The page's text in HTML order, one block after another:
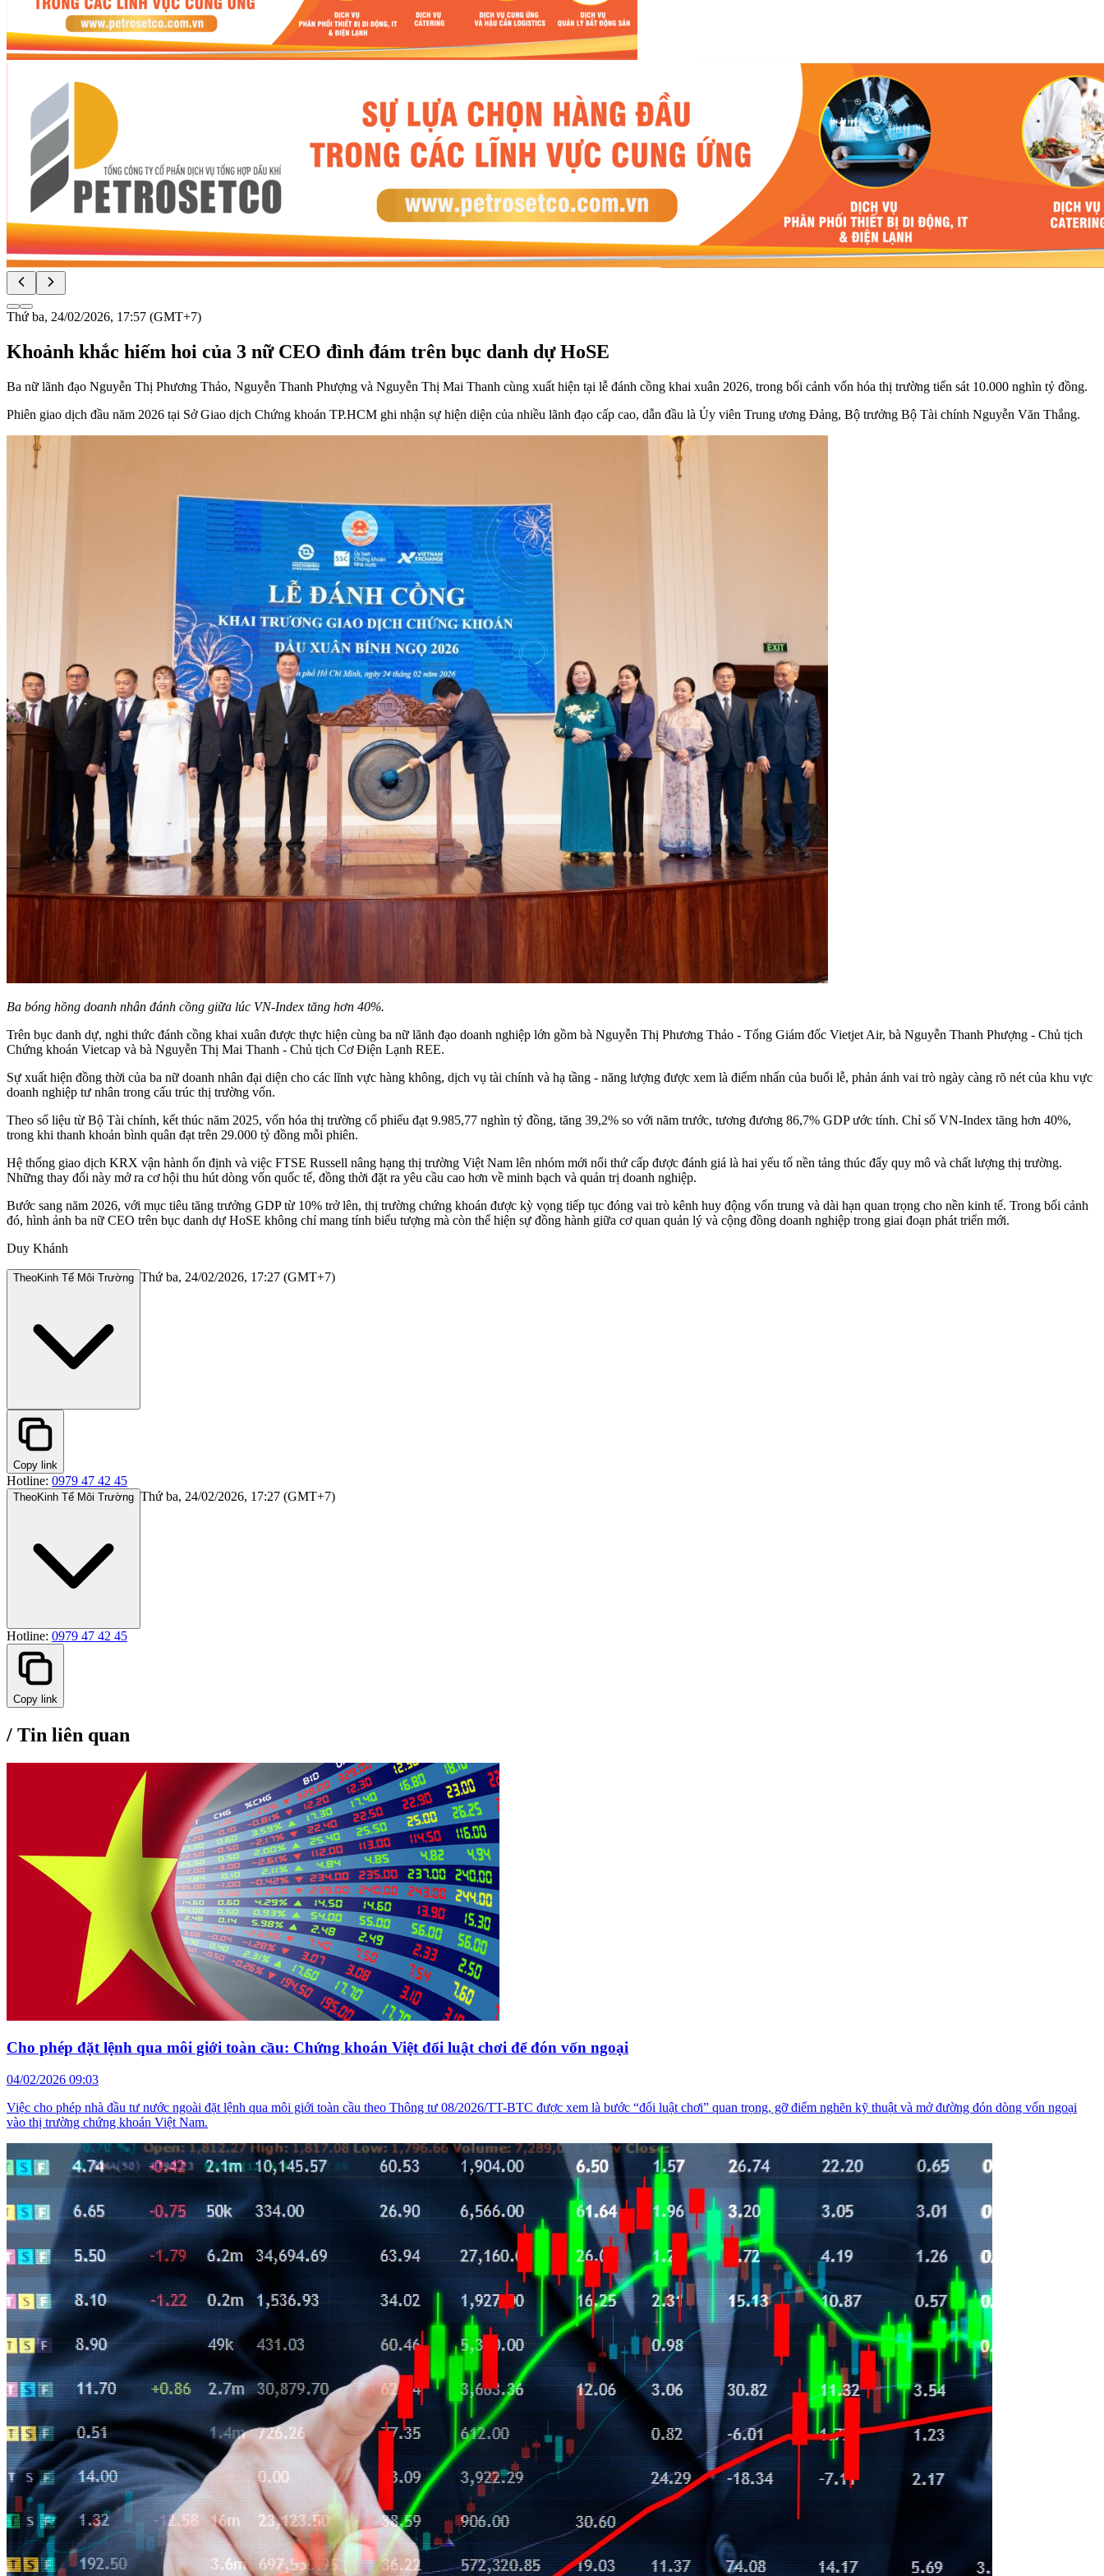
Thứ ba, 24/02/2026, 17:57 (GMT+7)
Khoảnh khắc hiếm hoi của 3 nữ CEO đình đám trên bục danh dự HoSE
Ba nữ lãnh đạo Nguyễn Thị Phương Thảo, Nguyễn Thanh Phượng và Nguyễn Thị Mai Thanh cùng xuất hiện tại lễ đánh cồng khai xuân 2026, trong bối cảnh vốn hóa thị trường tiến sát 10.000 nghìn tỷ đồng.
Phiên giao dịch đầu năm 2026 tại Sở Giao dịch Chứng khoán TP.HCM ghi nhận sự hiện diện của nhiều lãnh đạo cấp cao, dẫn đầu là Ủy viên Trung ương Đảng, Bộ trưởng Bộ Tài chính Nguyễn Văn Thắng.
Ba bóng hồng doanh nhân đánh cồng giữa lúc VN-Index tăng hơn 40%.
Trên bục danh dự, nghi thức đánh cồng khai xuân được thực hiện cùng ba nữ lãnh đạo doanh nghiệp lớn gồm bà Nguyễn Thị Phương Thảo - Tổng Giám đốc Vietjet Air, bà Nguyễn Thanh Phượng - Chủ tịch
Chứng khoán Vietcap và bà Nguyễn Thị Mai Thanh - Chủ tịch Cơ Điện Lạnh REE.
Sự xuất hiện đồng thời của ba nữ doanh nhân đại diện cho các lĩnh vực hàng không, dịch vụ tài chính và hạ tầng - năng lượng được xem là điểm nhấn của buổi lễ, phản ánh vai trò ngày càng rõ nét của khu vực
doanh nghiệp tư nhân trong cấu trúc thị trường vốn.
Theo số liệu từ Bộ Tài chính, kết thúc năm 2025, vốn hóa thị trường cổ phiếu đạt 9.985,77 nghìn tỷ đồng, tăng 39,2% so với năm trước, tương đương 86,7% GDP ước tính. Chỉ số VN-Index tăng hơn 40%,
trong khi thanh khoản bình quân đạt trên 29.000 tỷ đồng mỗi phiên.
Hệ thống giao dịch KRX vận hành ổn định và việc FTSE Russell nâng hạng thị trường Việt Nam lên nhóm mới nổi thứ cấp được đánh giá là hai yếu tố nền tảng thúc đẩy quy mô và chất lượng thị trường.
Những thay đổi này mở ra cơ hội thu hút dòng vốn quốc tế, đồng thời đặt ra yêu cầu cao hơn về minh bạch và quản trị doanh nghiệp.
Bước sang năm 2026, với mục tiêu tăng trưởng GDP từ 10% trở lên, thị trường chứng khoán được kỳ vọng tiếp tục đóng vai trò kênh huy động vốn trung và dài hạn quan trọng cho nền kinh tế. Trong bối cảnh
đó, hình ảnh ba nữ CEO trên bục danh dự HoSE không chỉ mang tính biểu tượng mà còn thể hiện sự đồng hành giữa cơ quan quản lý và cộng đồng doanh nghiệp trong giai đoạn phát triển mới.
Duy Khánh
TheoKinh Tế Môi Trường Thứ ba, 24/02/2026, 17:27 (GMT+7)
Copy link
Hotline: 0979 47 42 45
TheoKinh Tế Môi Trường Thứ ba, 24/02/2026, 17:27 (GMT+7)
Hotline: 0979 47 42 45
Copy link
/ Tin liên quan
Cho phép đặt lệnh qua môi giới toàn cầu: Chứng khoán Việt đổi luật chơi để đón vốn ngoại
04/02/2026 09:03
Việc cho phép nhà đầu tư nước ngoài đặt lệnh qua môi giới toàn cầu theo Thông tư 08/2026/TT-BTC được xem là bước “đổi luật chơi” quan trọng, gỡ điểm nghẽn kỹ thuật và mở đường đón dòng vốn ngoại
vào thị trường chứng khoán Việt Nam.